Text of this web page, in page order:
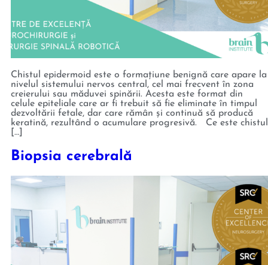
Chistul epidermoid este o formațiune benignă care apare la
nivelul sistemului nervos central, cel mai frecvent în zona
creierului sau măduvei spinării. Acesta este format din
celule epiteliale care ar fi trebuit să fie eliminate în timpul
dezvoltării fetale, dar care rămân și continuă să producă
keratină, rezultând o acumulare progresivă. Ce este chistul
[…]
Biopsia cerebrală